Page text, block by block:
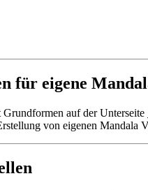
für eigene
auf der Unterseite
von eigenen Mandala